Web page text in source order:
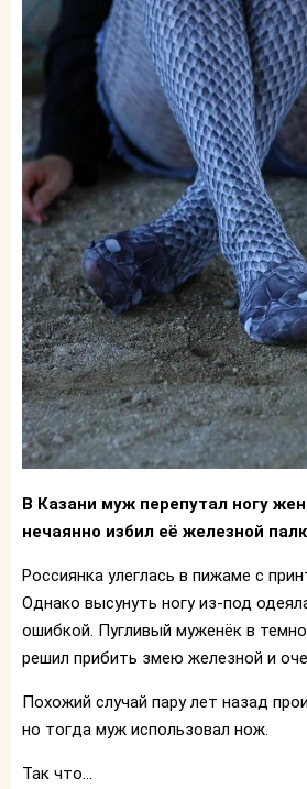
В Казани муж перепутал ногу
нечаянно избил её железной
Россиянка улеглась в пижаме с
Однако высунуть ногу из-под
ошибкой. Пугливый муженёк в
решил прибить змею железной и
Похожий случай пару лет назад
но тогда муж использовал нож.
Так что...